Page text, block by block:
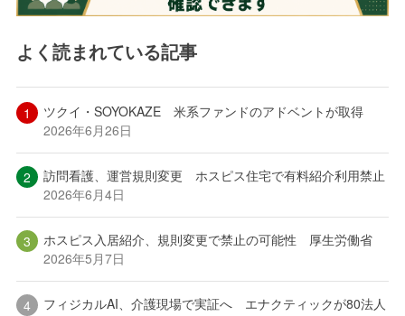
よく読まれている記事
ツクイ・SOYOKAZE 米系ファンドのアドベントが取得
2026年6月26日
訪問看護、運営規則変更 ホスピス住宅で有料紹介利用禁止
2026年6月4日
ホスピス入居紹介、規則変更で禁止の可能性 厚生労働省
2026年5月7日
フィジカルAI、介護現場で実証へ エナクティックが80法人